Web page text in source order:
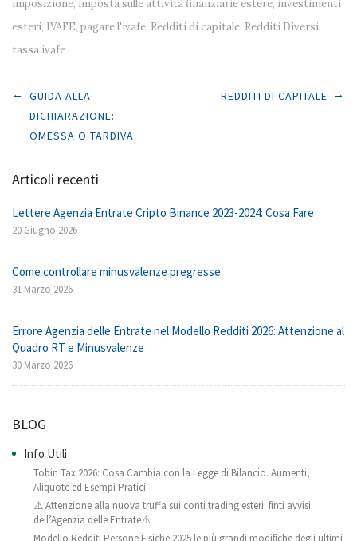
imposizione, imposta sulle attività finanziarie estere, investimenti
esteri, IVAFE, pagare l'ivafe, Redditi di capitale, Redditi Diversi,
tassa ivafe
Post navigation
← GUIDA ALLA
DICHIARAZIONE:
OMESSA O TARDIVA
REDDITI DI CAPITALE →
Articoli recenti
Lettere Agenzia Entrate Cripto Binance 2023-2024: Cosa Fare
20 Giugno 2026
Come controllare minusvalenze pregresse
31 Marzo 2026
Errore Agenzia delle Entrate nel Modello Redditi 2026: Attenzione al
Quadro RT e Minusvalenze
30 Marzo 2026
BLOG
Info Utili
Tobin Tax 2026: Cosa Cambia con la Legge di Bilancio. Aumenti,
Aliquote ed Esempi Pratici
⚠️ Attenzione alla nuova truffa sui conti trading esteri: finti avvisi
dell’Agenzia delle Entrate⚠️
Modello Redditi Persone Fisiche 2025 le più grandi modifiche degli ultimi